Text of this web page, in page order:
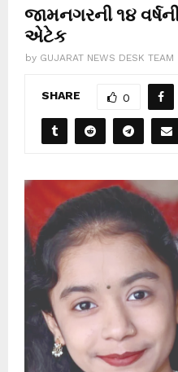
જામનગરની ૧૪
એટેક
by GUJARAT NEWS DESK TEAM
SHARE 0